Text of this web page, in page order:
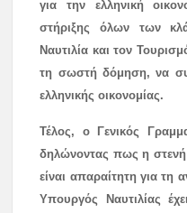
για την ελληνική
στήριξης όλων των
Ναυτιλία και τον
τη σωστή δόμηση, να
ελληνικής οικονομίας.
Τέλος, ο Γενικός
δηλώνοντας πως η
είναι απαραίτητη για
Υπουργός Ναυτιλίας